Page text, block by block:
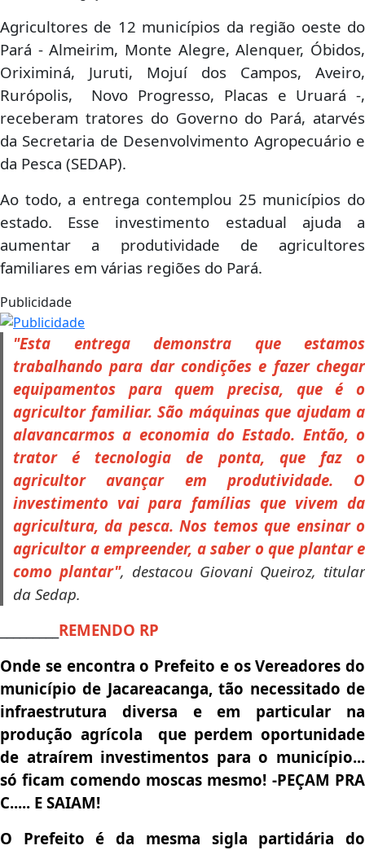
Agricultores de 12 municípios da região oeste do
Pará - Almeirim, Monte Alegre, Alenquer, Óbidos,
Oriximiná, Juruti, Mojuí dos Campos, Aveiro,
Rurópolis, Novo Progresso, Placas e Uruará -,
receberam tratores do Governo do Pará, atarvés
da Secretaria de Desenvolvimento Agropecuário e
da Pesca (SEDAP).
Ao todo, a entrega contemplou 25 municípios do
estado. Esse investimento estadual ajuda a
aumentar a produtividade de agricultores
familiares em várias regiões do Pará.
Publicidade
"Esta entrega demonstra que estamos
trabalhando para dar condições e fazer chegar
equipamentos para quem precisa, que é o
agricultor familiar. São máquinas que ajudam a
alavancarmos a economia do Estado. Então, o
trator é tecnologia de ponta, que faz o
agricultor avançar em produtividade. O
investimento vai para famílias que vivem da
agricultura, da pesca. Nos temos que ensinar o
agricultor a empreender, a saber o que plantar e
como plantar", destacou Giovani Queiroz, titular
da Sedap.
REMENDO RP
Onde se encontra o Prefeito e os Vereadores do
município de Jacareacanga, tão necessitado de
infraestrutura diversa e em particular na
produção agrícola que perdem oportunidade
de atraírem investimentos para o município...
só ficam comendo moscas mesmo! -PEÇAM PRA
C..... E SAIAM!
O Prefeito é da mesma sigla partidária do